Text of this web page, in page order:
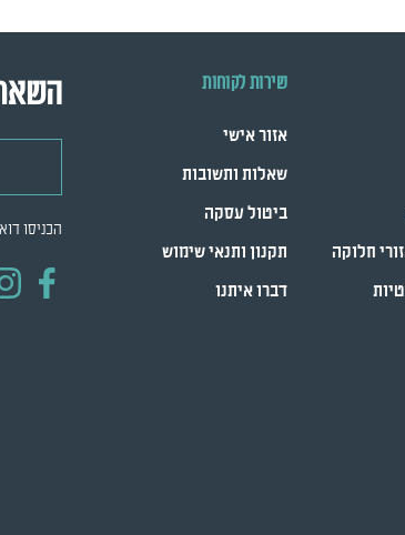
חלוקה
שירות לקוחות
אזור אישי
שאלות ותשובות
ביטול עסקה
תקנון ותנאי שימוש
דברו איתנו
הכניסו